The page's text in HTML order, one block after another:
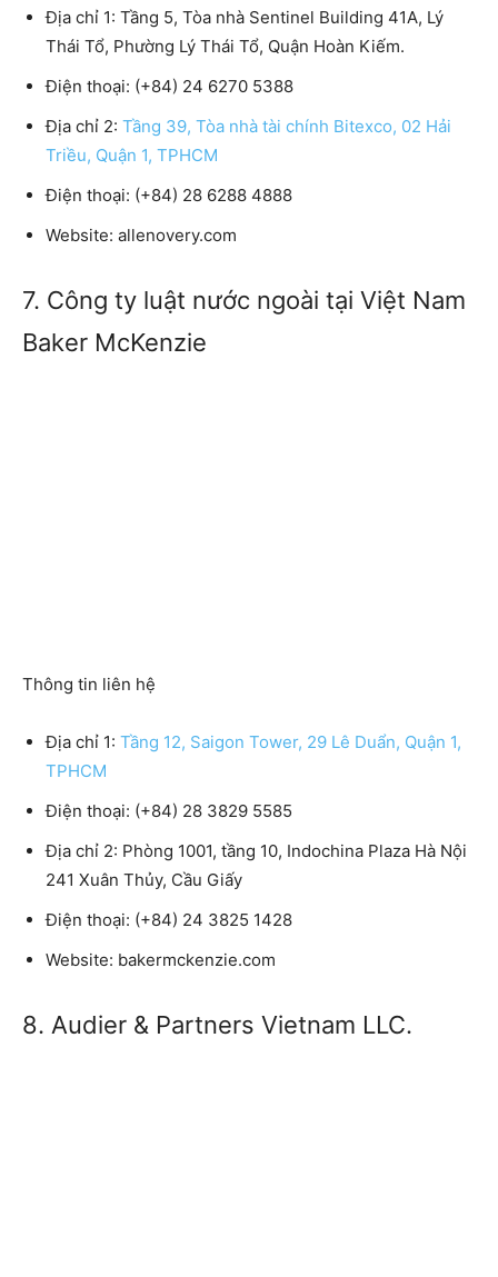
Địa chỉ 1: Tầng 5, Tòa nhà Sentinel Building 41A, Lý
Thái Tổ, Phường Lý Thái Tổ, Quận Hoàn Kiếm.
Điện thoại: (+84) 24 6270 5388
Địa chỉ 2: Tầng 39, Tòa nhà tài chính Bitexco, 02 Hải
Triều, Quận 1, TPHCM
Điện thoại: (+84) 28 6288 4888
Website: allenovery.com
7. Công ty luật nước ngoài tại Việt Nam
Baker McKenzie
Thông tin liên hệ
Địa chỉ 1: Tầng 12, Saigon Tower, 29 Lê Duẩn, Quận 1,
TPHCM
Điện thoại: (+84) 28 3829 5585
Địa chỉ 2: Phòng 1001, tầng 10, Indochina Plaza Hà Nội
241 Xuân Thủy, Cầu Giấy
Điện thoại: (+84) 24 3825 1428
Website: bakermckenzie.com
8. Audier & Partners Vietnam LLC.